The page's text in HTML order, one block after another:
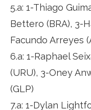
5.a: 1-Thiago
Bettero (BRA), 3-
Facundo Arreyes
6.a: 1-Raphael
(URU), 3-Oney
(GLP)
7.a: 1-Dylan